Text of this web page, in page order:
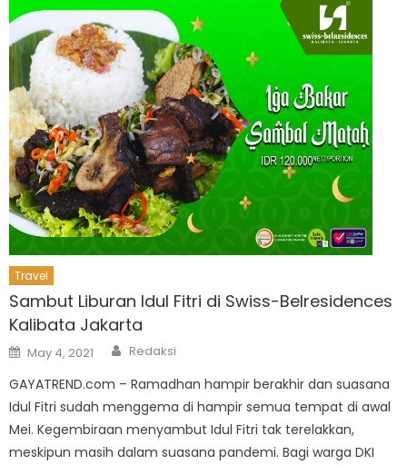
Travel
Sambut Liburan Idul Fitri di Swiss-Belresidences
Kalibata Jakarta
Posted
on
May 4, 2021 Author
Redaksi
GAYATREND.com – Ramadhan hampir berakhir dan suasana
Idul Fitri sudah menggema di hampir semua tempat di awal
Mei. Kegembiraan menyambut Idul Fitri tak terelakkan,
meskipun masih dalam suasana pandemi. Bagi warga DKI